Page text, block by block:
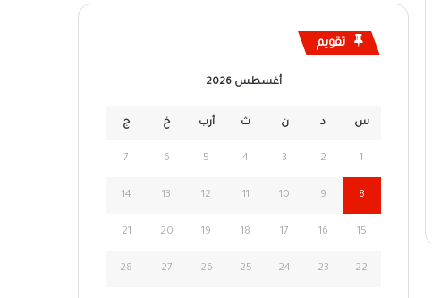
تقويم
أغسطس 2026
س د ن ث أرب خ ج
1
2
3
4
5
6
7
8
9
10
11
12
13
14
15
16
17
18
19
20
21
22
23
24
25
26
27
28